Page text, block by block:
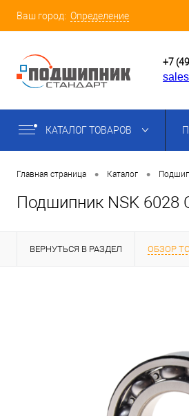
Ваш город: Определение
+7
КАТАЛОГ ТОВАРОВ
Главная страница • Каталог •
Подшипник NSK 6028
ВЕРНУТЬСЯ В РАЗДЕЛ ОБЗОР